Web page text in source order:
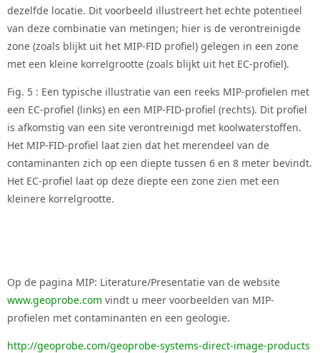
dezelfde locatie. Dit voorbeeld illustreert het echte potentieel
van deze combinatie van metingen; hier is de verontreinigde
zone (zoals blijkt uit het MIP-FID profiel) gelegen in een zone
met een kleine korrelgrootte (zoals blijkt uit het EC-profiel).
Fig. 5 : Een typische illustratie van een reeks MIP-profielen met
een EC-profiel (links) en een MIP-FID-profiel (rechts). Dit profiel
is afkomstig van een site verontreinigd met koolwaterstoffen.
Het MIP-FID-profiel laat zien dat het merendeel van de
contaminanten zich op een diepte tussen 6 en 8 meter bevindt.
Het EC-profiel laat op deze diepte een zone zien met een
kleinere korrelgrootte.
Op de pagina MIP: Literature/Presentatie van de website
www.geoprobe.com vindt u meer voorbeelden van MIP-
profielen met contaminanten en een geologie.
http://geoprobe.com/geoprobe-systems-direct-image-products